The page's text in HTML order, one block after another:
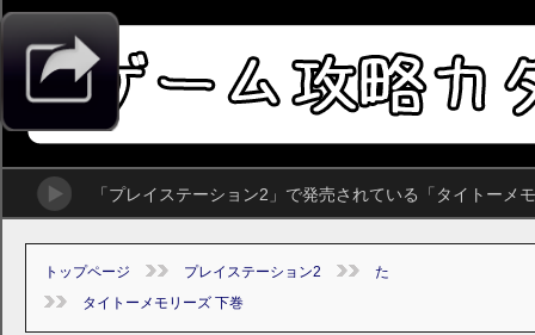
「プレイステーション2」で発売されている「タイトー
トップページ プレイステーション2
た
タイトーメモリーズ 下巻